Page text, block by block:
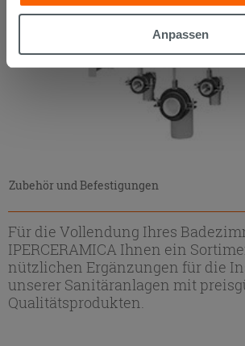
gesammelt haben, kombinieren. Falls
möchten oder Ihre Zustimmung zu allen
Zustimmung kann durch Klicken auf
„Cookies akzeptieren“ gegeben
die Schaltfläche "X" klicken, können Sie
nach der Installation der technischen
Anpassen
Zubehör und Befestigungen
Für die Vollendung Ihres
IPERCERAMICA Ihnen ein
nützlichen Ergänzungen für die
unserer Sanitäranlagen mit
Qualitätsprodukten.